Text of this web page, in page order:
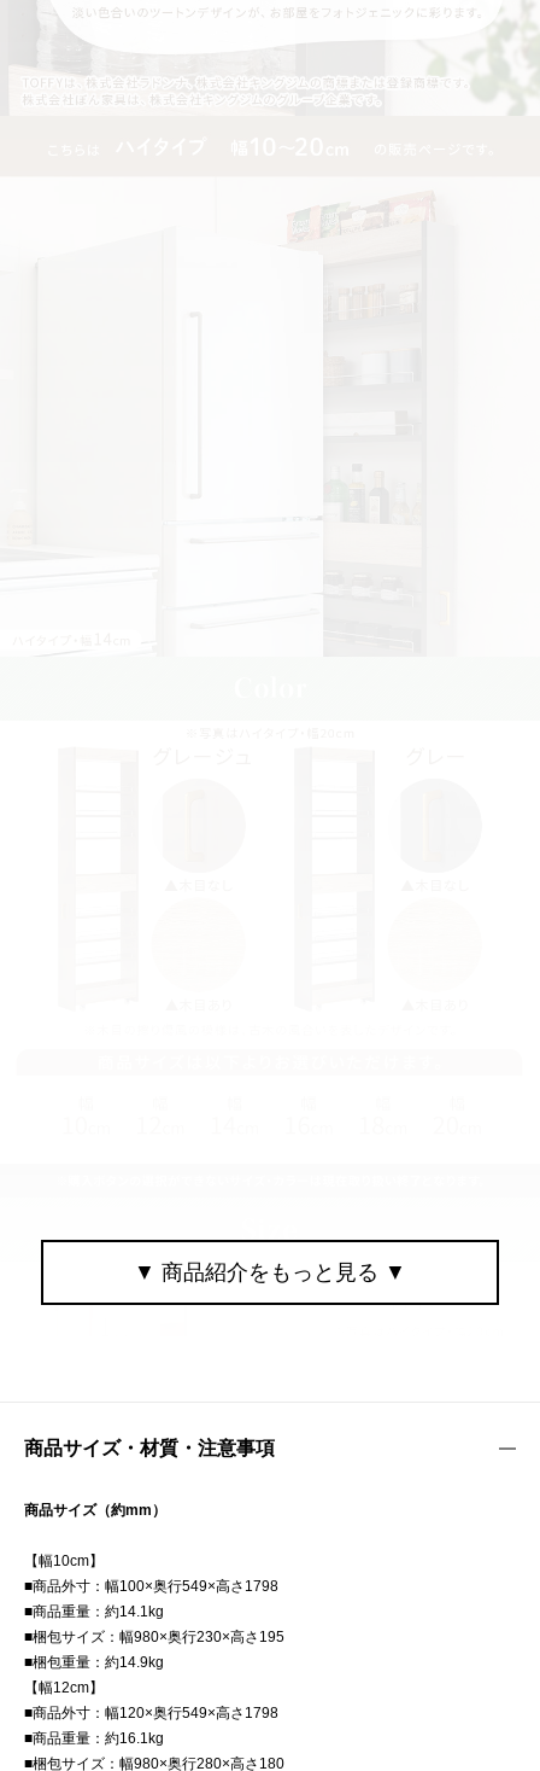
商品サイズ・材質・注意事項
商品サイズ（約mm）
【幅10cm】
■商品外寸：幅100×奥行549×高さ1798
■商品重量：約14.1kg
■梱包サイズ：幅980×奥行230×高さ195
■梱包重量：約14.9kg
【幅12cm】
■商品外寸：幅120×奥行549×高さ1798
■商品重量：約16.1kg
■梱包サイズ：幅980×奥行280×高さ180